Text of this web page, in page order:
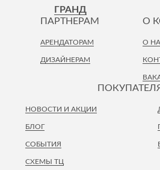
ГРАНД
НОВОСТИ И АКЦИИ
БЛОГ
СОБЫТИЯ
СХЕМЫ ТЦ
ПАРТНЕРАМ
АРЕНДАТОРАМ
ДИЗАЙНЕРАМ
О
О